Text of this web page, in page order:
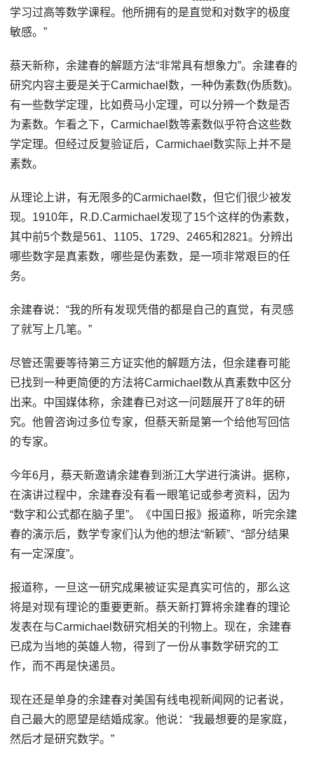
学习过高等数学课程。他所拥有的是直觉和对数字的极度
敏感。”
蔡天新称，余建春的解题方法“非常具有想象力”。余建春的
研究内容主要是关于Carmichael数，一种伪素数(伪质数)。
有一些数学定理，比如费马小定理，可以分辨一个数是否
为素数。乍看之下，Carmichael数等素数似乎符合这些数
学定理。但经过反复验证后，Carmichael数实际上并不是
素数。
从理论上讲，有无限多的Carmichael数，但它们很少被发
现。1910年，R.D.Carmichael发现了15个这样的伪素数，
其中前5个数是561、1105、1729、2465和2821。分辨出
哪些数字是真素数，哪些是伪素数，是一项非常艰巨的任
务。
余建春说：“我的所有发现凭借的都是自己的直觉，有灵感
了就写上几笔。”
尽管还需要等待第三方证实他的解题方法，但余建春可能
已找到一种更简便的方法将Carmichael数从真素数中区分
出来。中国媒体称，余建春已对这一问题展开了8年的研
究。他曾咨询过多位专家，但蔡天新是第一个给他写回信
的专家。
今年6月，蔡天新邀请余建春到浙江大学进行演讲。据称，
在演讲过程中，余建春没有看一眼笔记或参考资料，因为
“数字和公式都在脑子里”。《中国日报》报道称，听完余建
春的演示后，数学专家们认为他的想法“新颖”、“部分结果
有一定深度”。
报道称，一旦这一研究成果被证实是真实可信的，那么这
将是对现有理论的重要更新。蔡天新打算将余建春的理论
发表在与Carmichael数研究相关的刊物上。现在，余建春
已成为当地的英雄人物，得到了一份从事数学研究的工
作，而不再是快递员。
现在还是单身的余建春对美国有线电视新闻网的记者说，
自己最大的愿望是结婚成家。他说：“我最想要的是家庭，
然后才是研究数学。”